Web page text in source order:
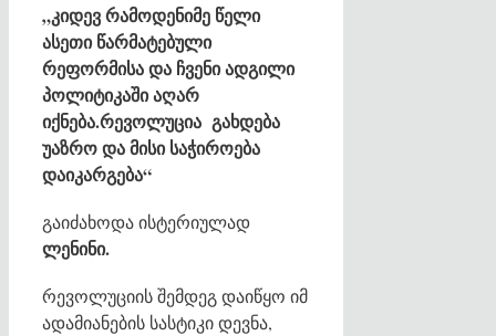
„კიდევ რამოდენიმე წელი
ასეთი წარმატებული
რეფორმისა და ჩვენი ადგილი
პოლიტიკაში აღარ
იქნება.რევოლუცია გახდება
უაზრო და მისი საჭიროება
დაიკარგება“
გაიძახოდა ისტერიულად
ლენინი.
რევოლუციის შემდეგ დაიწყო იმ
ადამიანების სასტიკი დევნა,